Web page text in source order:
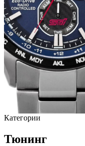
Категории
Тюнинг